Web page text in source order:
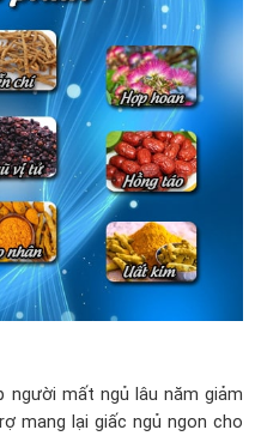
người mất ngủ lâu năm giảm
mang lại giấc ngủ ngon cho